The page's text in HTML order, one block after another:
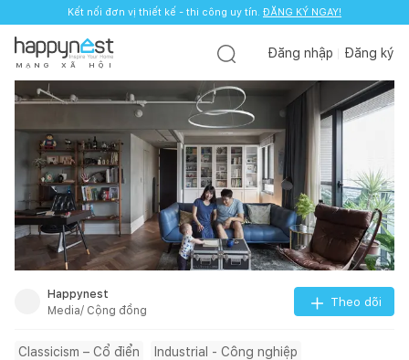
Kết nối đơn vị thiết kế - thi công uy tín. ĐĂNG KÝ NGAY!
M Ạ N G X Ã H Ộ I
Đăng nhập Đăng ký
Happynest
Media/ Cộng đồng
Theo dõi
Classicism – Cổ điển
Industrial - Công nghiệp